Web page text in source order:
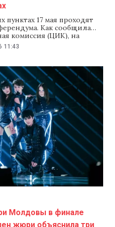
17 мая проходят
Как сообщила
комиссия (ЦИК), на
тыс. избирателей. По
все 40 избирательных
пунктах, где проходят
11:43
Молдовы в финале
жюри объяснила три